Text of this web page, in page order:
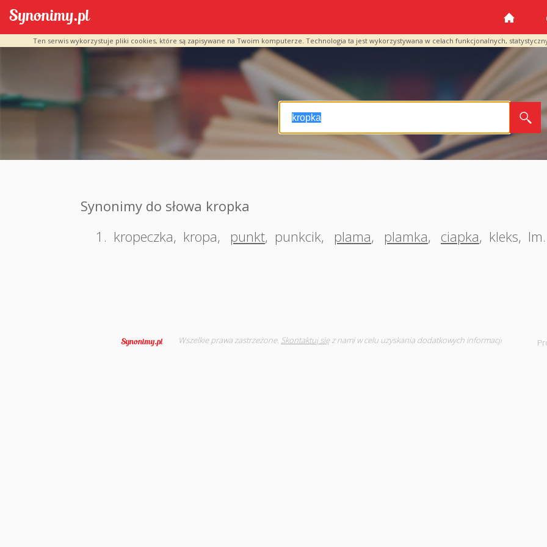
Ten serwis wykorzystuje pliki cookies, które są zapisywane na Twoim komputerze. Technologia ta jest wykorzystywana w celach funkcjonalnych,
Synonimy do słowa kropka
1. kropeczka, kropa, punkt, punkcik, plama, plamka, ciapka, kleks,
Wszelkie prawa zastrzeżone. Skontaktuj sięz nami w celu uzyskania dodatkowych informacji